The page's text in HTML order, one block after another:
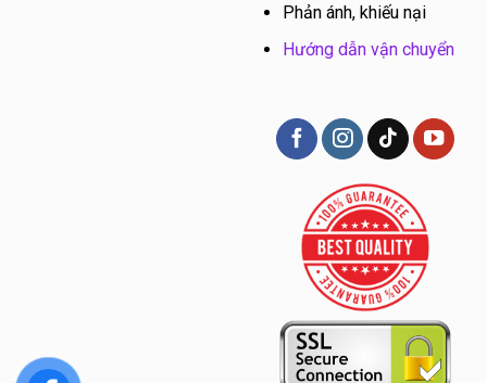
Phản ánh, khiếu nại
Hướng dẫn vận chuyển